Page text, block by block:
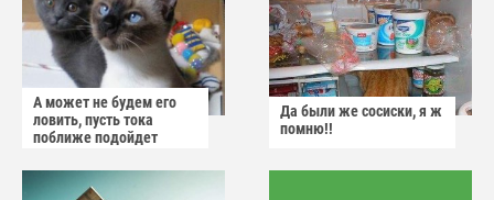
А может не будем его
ловить, пусть тока
поближе подойдет
Да были же сосиски, я ж
помню!!